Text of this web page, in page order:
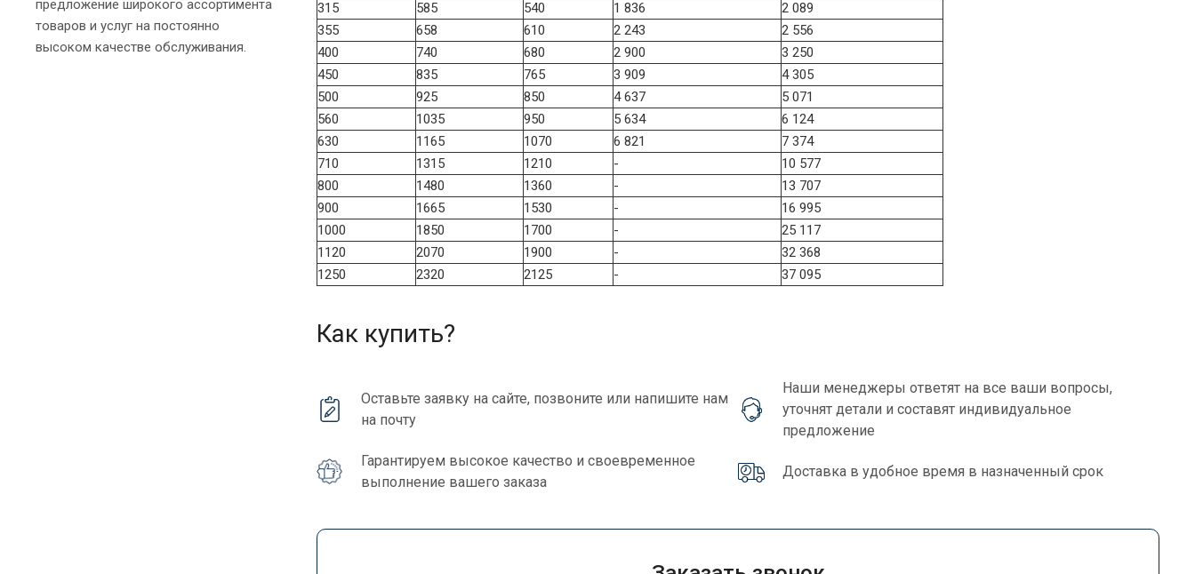
315
585 540 1 836
2 089
355
658 610 2 243
2 556
400
740 680 2 900
3 250
450
835 765 3 909
4 305
500
925 850 4 637
5 071
560
1035 950 5 634
6 124
630
1165 1070 6 821
7 374
710
1315 1210 -
10 577
800
1480 1360 -
13 707
900
1665 1530 -
16 995
1000
1850 1700 -
25 117
1120
2070 1900 -
32 368
1250
2320 2125 - 37 095
Как купить?
Оставьте заявку на сайте, позвоните или напишите нам
на почту
Наши менеджеры ответят на все ваши вопросы,
уточнят детали и составят индивидуальное
предложение
Гарантируем высокое качество и своевременное
выполнение вашего заказа
Доставка в удобное время в назначенный срок
предложение широкого ассортимента
товаров и услуг на постоянно
высоком качестве обслуживания.